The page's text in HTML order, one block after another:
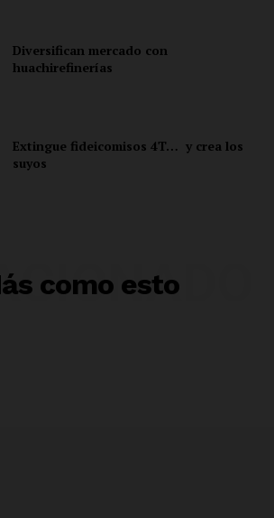
Diversifican mercado con
huachirefinerías
Extingue fideicomisos 4T… y crea los
suyos
como esto